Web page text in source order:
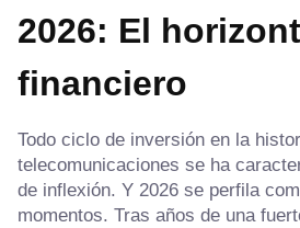
2026: El
financiero
Todo ciclo de inversión en la
telecomunicaciones se ha
de inflexión. Y 2026 se perfila
momentos. Tras años de una